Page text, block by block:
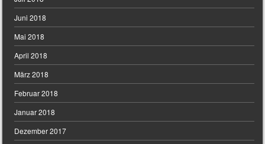
Juni 2018
Mai 2018
April 2018
März 2018
Februar 2018
Januar 2018
Dezember 2017